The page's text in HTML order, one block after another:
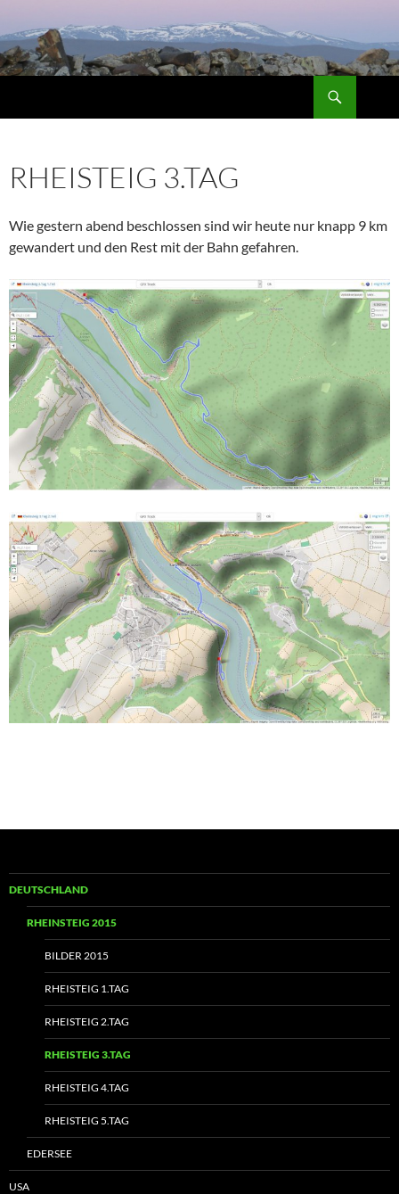
RHEISTEIG 3.TAG
Wie gestern abend beschlossen sind wir heute nur knapp 9 km
gewandert und den Rest mit der Bahn gefahren.
DEUTSCHLAND
RHEINSTEIG 2015
BILDER 2015
RHEISTEIG 1.TAG
RHEISTEIG 2.TAG
RHEISTEIG 3.TAG
RHEISTEIG 4.TAG
RHEISTEIG 5.TAG
EDERSEE
USA